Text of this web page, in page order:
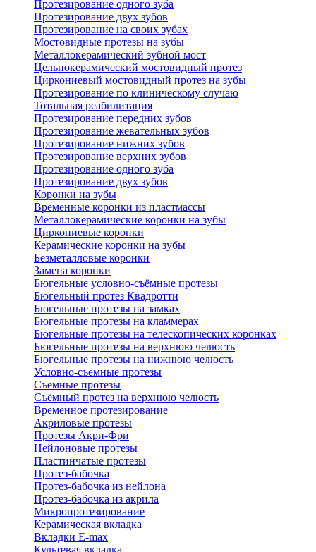
Протезирование одного зуба
Протезирование двух зубов
Протезирование на своих зубах
Мостовидные протезы на зубы
Металлокерамический зубной мост
Цельнокерамический мостовидный протез
Циркониевый мостовидный протез на зубы
Протезирование по клиническому случаю
Тотальная реабилитация
Протезирование передних зубов
Протезирование жевательных зубов
Протезирование нижних зубов
Протезирование верхних зубов
Протезирование одного зуба
Протезирование двух зубов
Коронки на зубы
Временные коронки из пластмассы
Металлокерамические коронки на зубы
Циркониевые коронки
Керамические коронки на зубы
Безметалловые коронки
Замена коронки
Бюгельные условно-съёмные протезы
Бюгельный протез Квадротти
Бюгельные протезы на замках
Бюгельные протезы на кламмерах
Бюгельные протезы на телескопических коронках
Бюгельные протезы на верхнюю челюсть
Бюгельные протезы на нижнюю челюсть
Условно-съёмные протезы
Съемные протезы
Съёмный протез на верхнюю челюсть
Временное протезирование
Акриловые протезы
Протезы Акри-Фри
Нейлоновые протезы
Пластинчатые протезы
Протез-бабочка
Протез-бабочка из нейлона
Протез-бабочка из акрила
Микропротезирование
Керамическая вкладка
Вкладки E-max
Культевая вкладка